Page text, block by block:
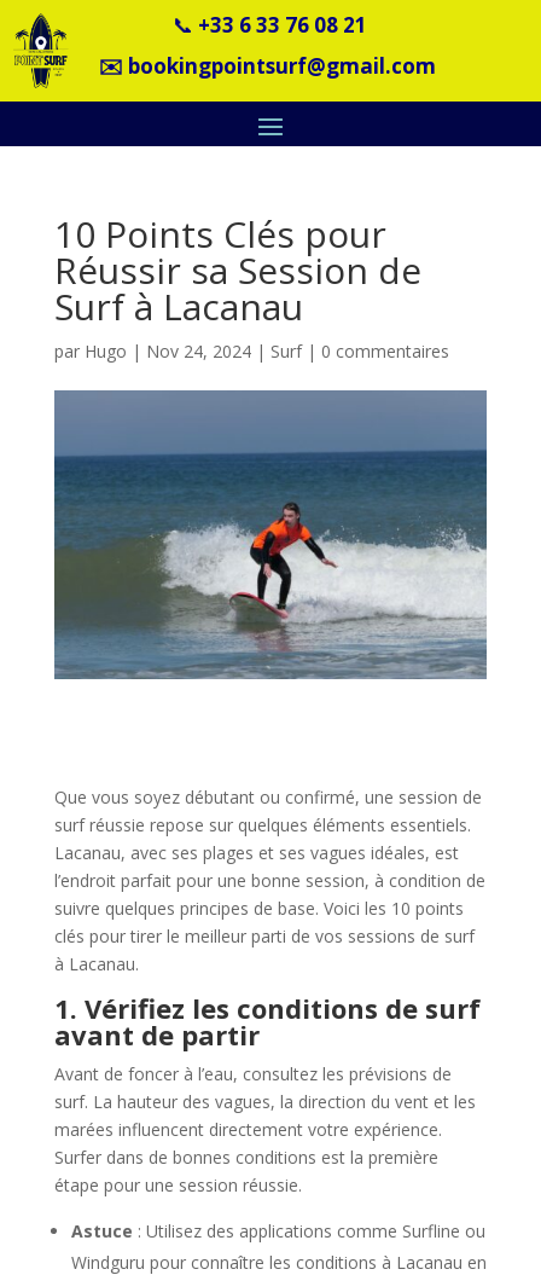
📞 +33 6 33 76 08 21
✉️ bookingpointsurf@gmail.com
10 Points Clés pour
Réussir sa Session de
Surf à Lacanau
par Hugo | Nov 24, 2024| Surf| 0 commentaires
Que vous soyez débutant ou confirmé, une session de
surf réussie repose sur quelques éléments essentiels.
Lacanau, avec ses plages et ses vagues idéales, est
l’endroit parfait pour une bonne session, à condition de
suivre quelques principes de base. Voici les 10 points
clés pour tirer le meilleur parti de vos sessions de surf
à Lacanau.
1. Vérifiez les conditions de surf
avant de partir
Avant de foncer à l’eau, consultez les prévisions de
surf. La hauteur des vagues, la direction du vent et les
marées influencent directement votre expérience.
Surfer dans de bonnes conditions est la première
étape pour une session réussie.
Astuce : Utilisez des applications comme Surfline ou
Windguru pour connaître les conditions à Lacanau en